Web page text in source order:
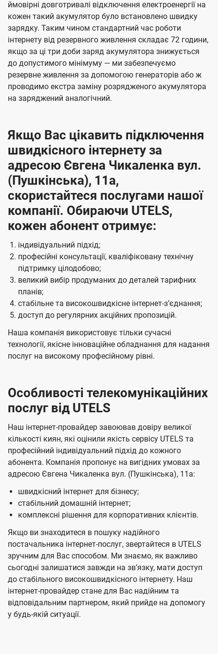
ймовірні довготривалі відключення електроенергії на
кожен такий акумулятор було встановлено швидку
зарядку. Таким чином стандартний час роботи
інтернету від резервного живлення складає 72 години,
якщо за ці три доби заряд акумулятора знижується
до допустимого мінімуму — ми забезпечуємо
резервне живлення за допомогою генераторів або ж
проводимо екстра заміну розрядженого акумулятора
на заряджений аналогічний.
Якщо Вас цікавить підключення
швидкісного інтернету за
адресою Євгена Чикаленка вул.
(Пушкінська), 11а,
скористайтеся послугами нашої
компанії. Обираючи UTELS,
кожен абонент отримує:
індивідуальний підхід;
професійні консультації, кваліфіковану технічну
підтримку цілодобово;
великий вибір продуманих до деталей тарифних
планів;
стабільне та високошвидкісне інтернет-зʼєднання;
доступ до регулярних акційних пропозицій.
Наша компанія використовує тільки сучасні
технології, якісне інноваційне обладнання для надання
послуг на високому професійному рівні.
Особливості телекомунікаційних
послуг від UTELS
Наш інтернет-провайдер завоював довіру великої
кількості киян, які оцінили якість сервісу UTELS та
професійний індивідуальний підхід до кожного
абонента. Компанія пропонує на вигідних умовах за
адресою Євгена Чикаленка вул. (Пушкінська), 11а:
швидкісний інтернет для бізнесу;
стабільний домашній інтернет;
комплексні рішення для корпоративних клієнтів.
Якщо ви знаходитеся в пошуку надійного
постачальника інтернет-послуг, звертайтеся в UTELS
зручним для Вас способом. Ми знаємо, як важливо
сьогодні залишатися завжди на звʼязку, мати доступ
до стабільного високошвидкісного інтернету. Наш
інтернет-провайдер стане для Вас надійним та
відповідальним партнером, який прийде на допомогу
у будь-якій ситуації.